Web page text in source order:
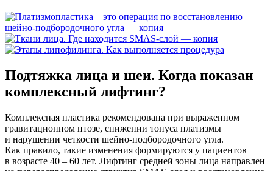
Подтяжка лица и шеи. Когда показан
комплексный лифтинг?
Комплексная пластика рекомендована при выраженном
гравитационном птозе, снижении тонуса платизмы
и нарушении четкости шейно-подбородочного угла.
Как правило, такие изменения формируются у пациентов
в возрасте 40 – 60 лет. Лифтинг средней зоны лица направлен